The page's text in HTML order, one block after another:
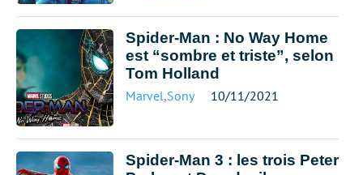
Spider-Man : No Way Home
est “sombre et triste”, selon
Tom Holland
Marvel,Sony 10/11/2021
Spider-Man 3 : les trois Peter